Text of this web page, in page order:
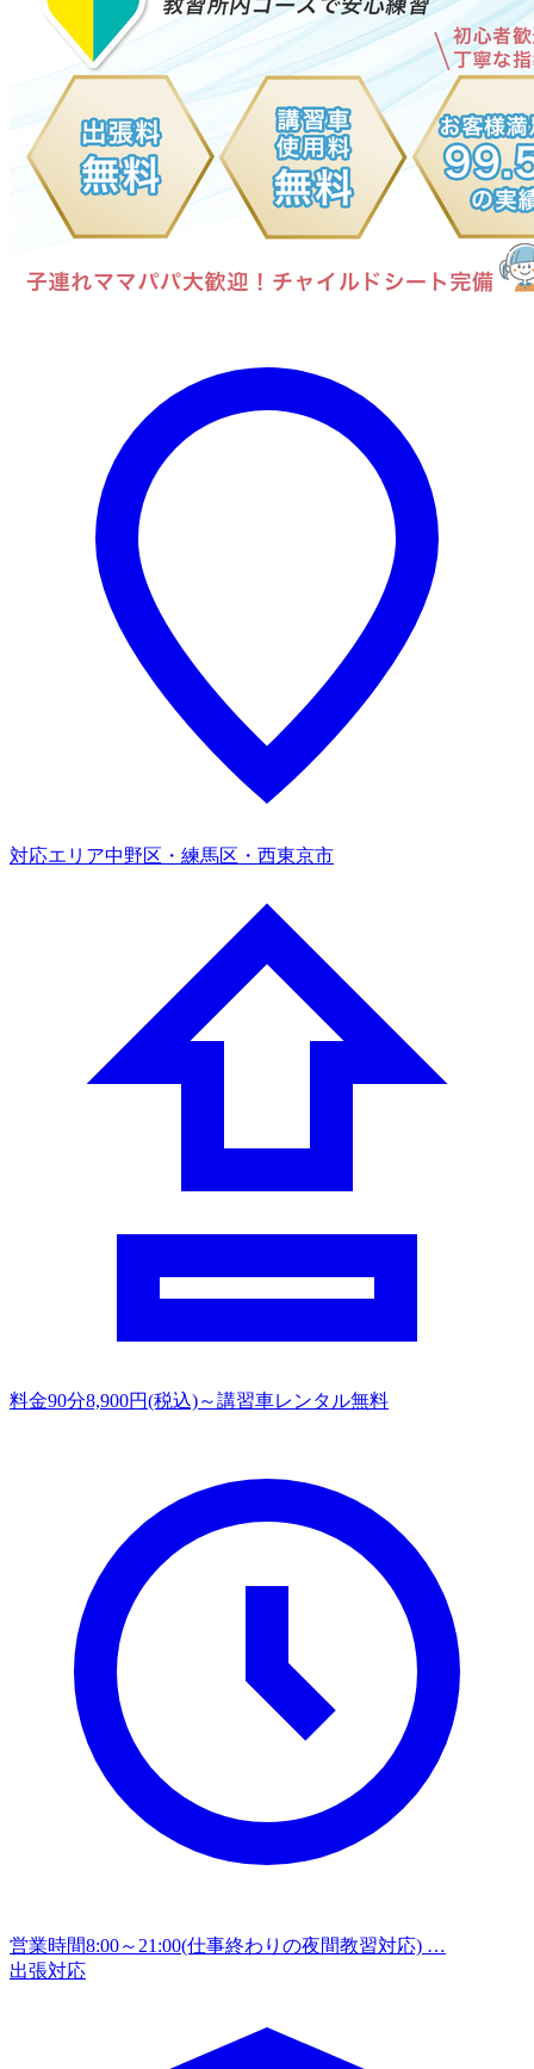
対応エリア中野区・練馬区・西東京市
料金90分8,900円(税込)～講習車レンタル無料
営業時間8:00～21:00(仕事終わりの夜間教習対応) …
出張対応